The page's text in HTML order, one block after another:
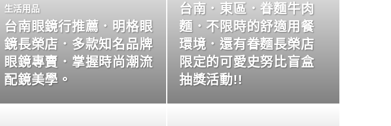
生活用品
台南眼鏡行推薦．明格眼
鏡長榮店．多款知名品牌
眼鏡專賣．掌握時尚潮流
配鏡美學。
台南．東區．眷麵牛肉
麵．不限時的舒適用餐
環境．還有眷麵長榮店
限定的可愛史努比盲盒
抽獎活動!!